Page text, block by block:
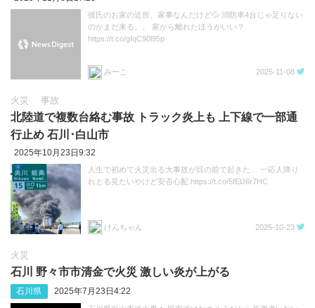
彼氏のお家の近所、家事なんだけど💦 消防車4台じゃ足りない
のかまだ来る。。 家から離れたほうがいい？
https://t.co/gIqC90l95p
みーこ 2025-11-08
火災 事故
北陸道で複数台絡む事故 トラック炎上も 上下線で一部通
行止め 石川･白山市
2025年10月23日9:32
人生で初めて火災出る大事故が目の前で起きた… 一応人降り
れとる見たいやけど安否心配 https://t.co/5fElJ6r7HC
けんちゃん 2025-10-23
火災
石川 野々市市清金で火災 激しい炎が上がる
石川県 2025年7月23日4:22